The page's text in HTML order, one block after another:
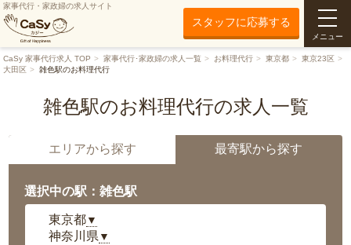
家事代行・家政婦の求人サイト
スタッフに応募する
メニュー
CaSy 家事代行求人 TOP 家事代行･家政婦の求人一覧 お料理代行 東京都
東京23区
大田区
雑色駅のお料理代行
雑色駅のお料理代行の求人一覧
エリアから探す 最寄駅から探す
選択中の駅：雑色駅
東京都▼
神奈川県 ▼